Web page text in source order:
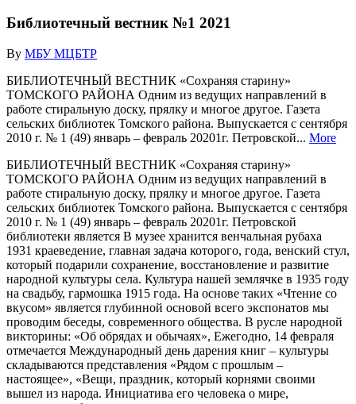
Библиотечный вестник №1 2021
By МБУ МЦБТР
БИБЛИОТЕЧНЫЙ ВЕСТНИК «Сохраняя старину»
ТОМСКОГО РАЙОНА Одним из ведущих направлений в
работе стиральную доску, прялку и многое другое. Газета
сельских библиотек Томского района. Выпускается с сентября
2010 г. № 1 (49) январь – февраль 20201г. Петровской... More
БИБЛИОТЕЧНЫЙ ВЕСТНИК «Сохраняя старину»
ТОМСКОГО РАЙОНА Одним из ведущих направлений в
работе стиральную доску, прялку и многое другое. Газета
сельских библиотек Томского района. Выпускается с сентября
2010 г. № 1 (49) январь – февраль 20201г. Петровской
библиотеки является В музее хранится венчальная рубаха
1931 краеведение, главная задача которого, года, венский стул,
который подарили сохранение, восстановление и развитие
народной культуры села. Культура нашей землячке в 1935 году
на свадьбу, гармошка 1915 года. На основе таких «Чтение со
вкусом» является глубинной основой всего экспонатов мы
проводим беседы, современного общества. В русле народной
викторины: «Об обрядах и обычаях», Ежегодно, 14 февраля
отмечается Международный день дарения книг – культуры
складываются представления «Рядом с прошлым –
настоящее», «Вещи, праздник, который корнями своими
вышел из народа. Инициатива его человека о мире,